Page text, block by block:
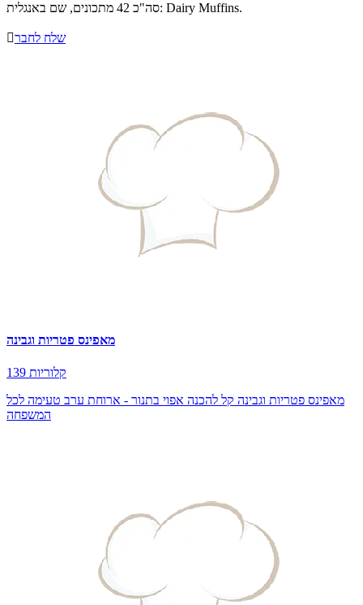
סה"כ 42 מתכונים, שם באנגלית: Dairy Muffins.
שלח לחבר
מאפינס פטריות וגבינה
139 קלוריות
מאפינס פטריות וגבינה קל להכנה אפוי בתנור - ארוחת ערב טעימה לכל
המשפחה